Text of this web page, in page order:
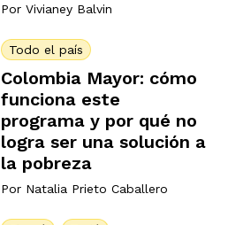
Por Vivianey Balvin
Todo el país
Colombia Mayor: cómo
funciona este
programa y por qué no
logra ser una solución a
la pobreza
Por Natalia Prieto Caballero